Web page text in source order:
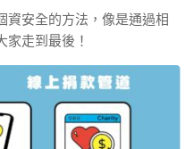
資安全的方法，像是通過相
家走到最後！